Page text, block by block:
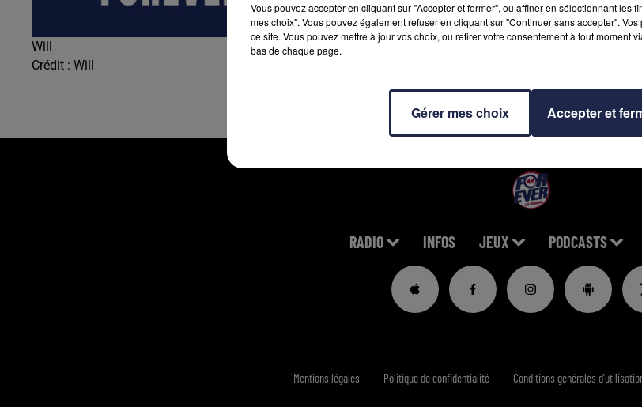
Will
Crédit : Will
RADIO INFOS JEUX PODCASTS
Mentions légales Politique de confidentialité Conditions générales
Vous pouvez accepter en cliquant sur "Accepter et fermer", ou affiner en sélectionnant les
mes choix". Vous pouvez également refuser en cliquant sur "Continuer sans accepter".
ce site. Vous pouvez mettre à jour vos choix, ou retirer votre consentement à tout moment
bas de chaque page.
Gérer mes choix Accepter et